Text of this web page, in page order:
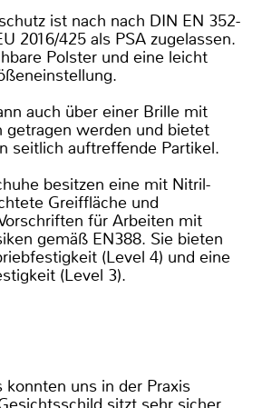
ist nach nach DIN EN 352-
2016/425 als PSA zugelassen.
Polster und eine leicht
auch über einer Brille mit
getragen werden und bietet
seitlich auftreffende Partikel.
besitzen eine mit Nitril-
Greiffläche und
für Arbeiten mit
gemäß EN388. Sie bieten
(Level 4) und eine
(Level 3).
konnten uns in der Praxis